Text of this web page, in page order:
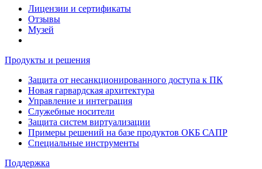
Лицензии и сертификаты
Отзывы
Музей
Продукты и решения
Защита от несанкционированного доступа к ПК
Новая гарвардская архитектура
Управление и интеграция
Служебные носители
Защита систем виртуализации
Примеры решений на базе продуктов ОКБ САПР
Специальные инструменты
Поддержка